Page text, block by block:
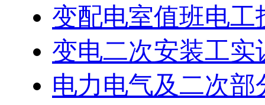
变配电室值班电工
变电二次安装工实
电力电气及二次